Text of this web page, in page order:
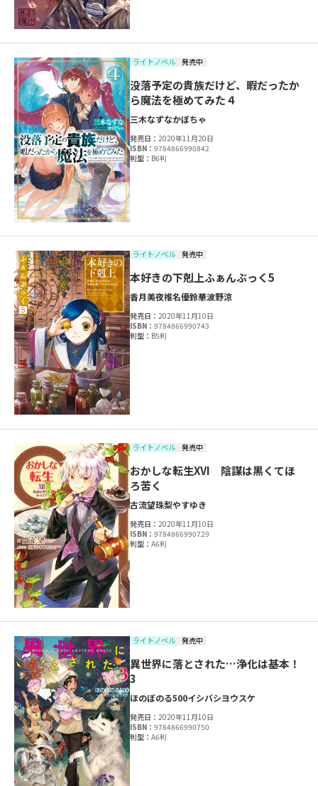
ライトノベル 発売中
没落予定の貴族だけど、暇だったか
ら魔法を極めてみた４
三木なずなかぼちゃ
発売日：2020年11月20日
ISBN：9784866990842
判型： B6判
ライトノベル 発売中
本好きの下剋上ふぁんぶっく5
香月美夜椎名優鈴華波野涼
発売日：2020年11月10日
ISBN：9784866990743
判型： B5判
ライトノベル 発売中
おかしな転生XVI 陰謀は黒くてほ
ろ苦く
古流望珠梨やすゆき
発売日：2020年11月10日
ISBN：9784866990729
判型：A6判
ライトノベル 発売中
異世界に落とされた…浄化は基本！
3
ほのぼのる500イシバシヨウスケ
発売日：2020年11月10日
ISBN：9784866990750
判型：A6判